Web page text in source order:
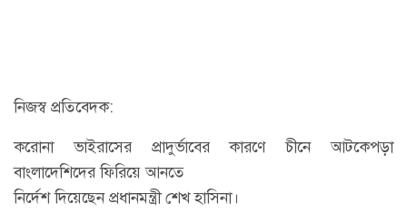
নিজস্ব প্রতিবেদক:
করোনা ভাইরাসের প্রাদুর্ভাবের কারণে চীনে আটকেপড়া
বাংলাদেশিদের ফিরিয়ে আনতে
নির্দেশ দিয়েছেন প্রধানমন্ত্রী শেখ হাসিনা।